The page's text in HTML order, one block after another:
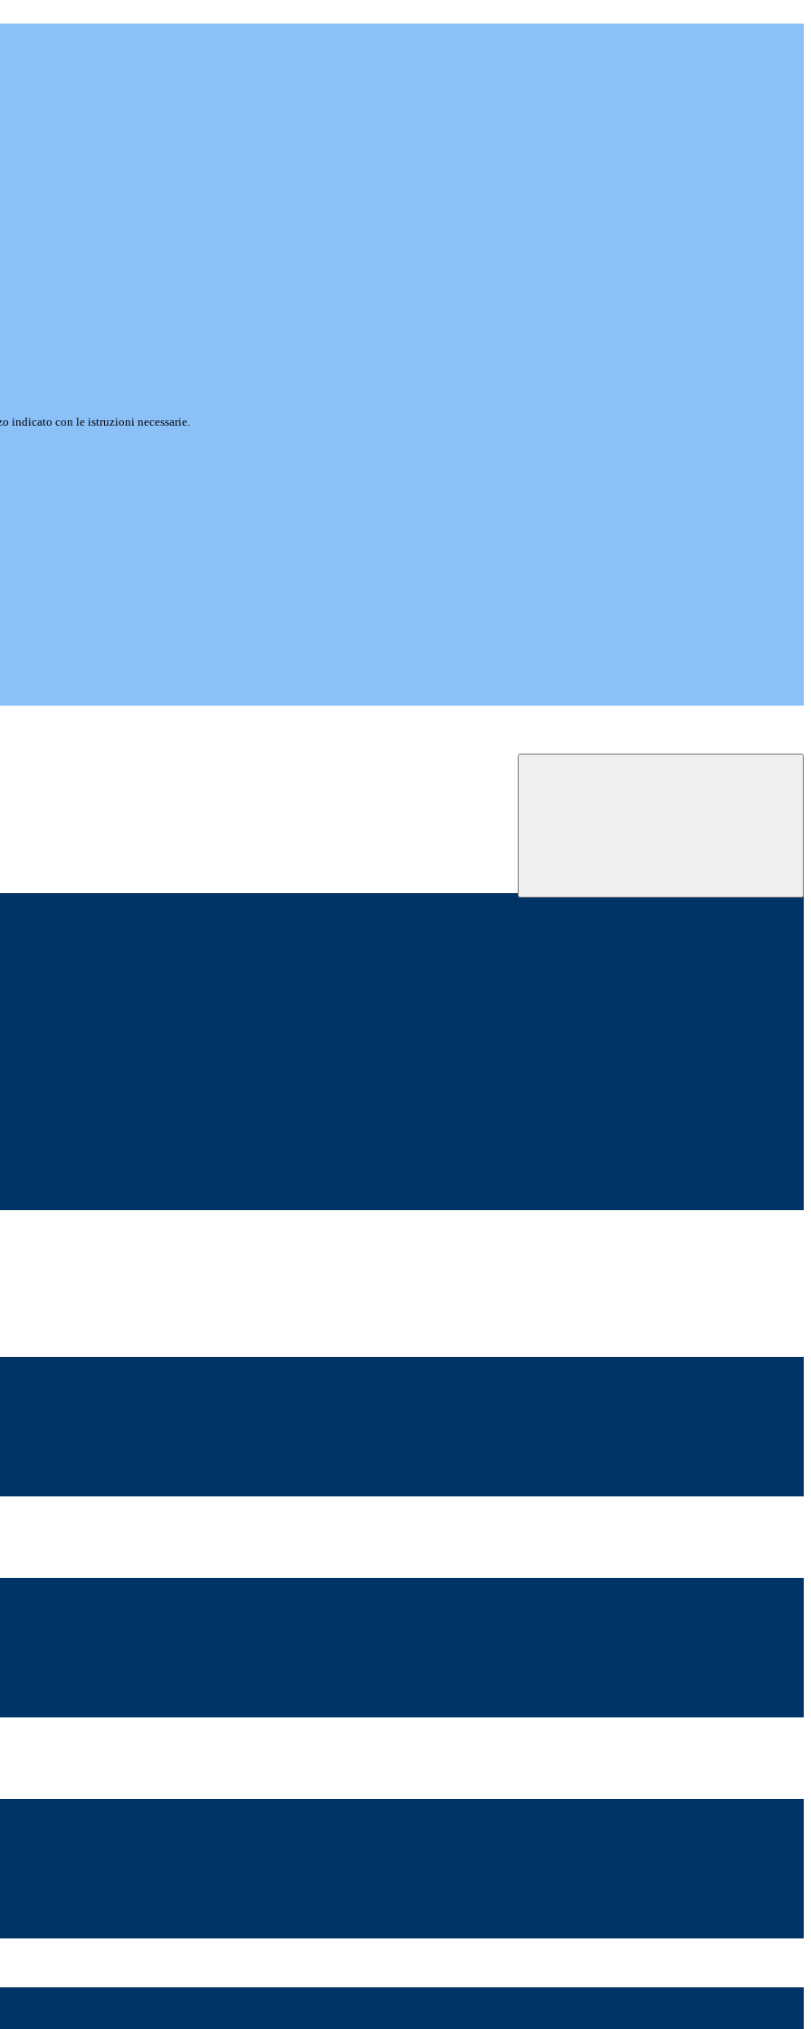
indicato con le istruzioni necessarie.